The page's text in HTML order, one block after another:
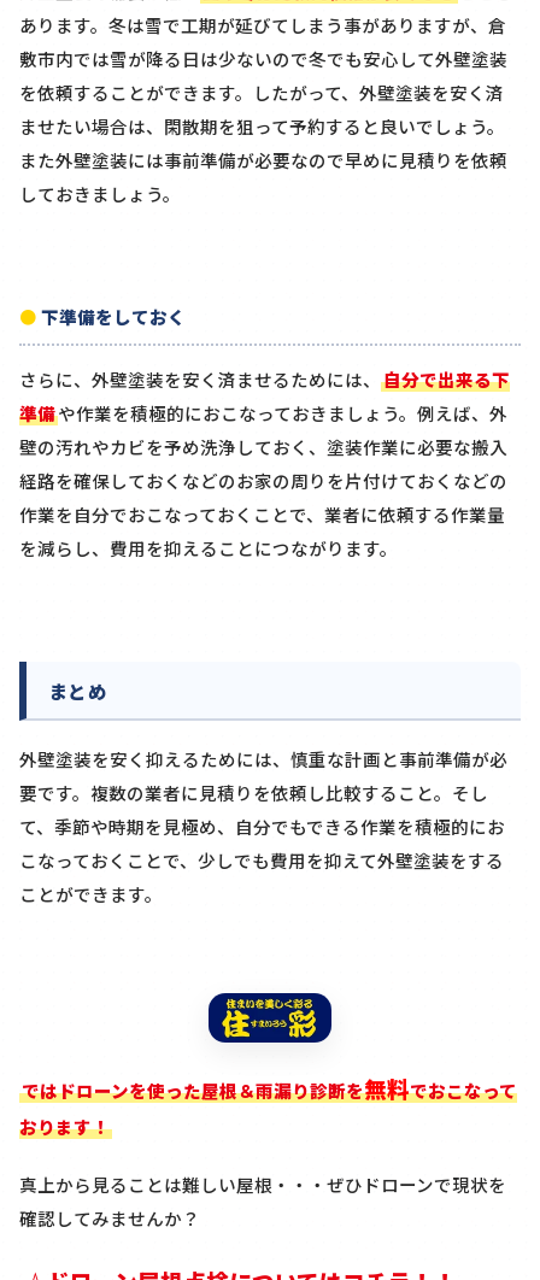
あります。冬は雪で工期が延びてしまう事がありますが、倉
敷市内では雪が降る日は少ないので冬でも安心して外壁塗装
を依頼することができます。したがって、外壁塗装を安く済
ませたい場合は、閑散期を狙って予約すると良いでしょう。
また外壁塗装には事前準備が必要なので早めに見積りを依頼
しておきましょう。
下準備をしておく
さらに、外壁塗装を安く済ませるためには、 自分で出来る下
準備や作業を積極的におこなっておきましょう。例えば、外
壁の汚れやカビを予め洗浄しておく、塗装作業に必要な搬入
経路を確保しておくなどのお家の周りを片付けておくなどの
作業を自分でおこなっておくことで、業者に依頼する作業量
を減らし、費用を抑えることにつながります。
まとめ
外壁塗装を安く抑えるためには、慎重な計画と事前準備が必
要です。複数の業者に見積りを依頼し比較すること。そし
て、季節や時期を見極め、自分でもできる作業を積極的にお
こなっておくことで、少しでも費用を抑えて外壁塗装をする
ことができます。
ではドローンを使った屋根＆雨漏り診断を無料でおこなって
おります！
真上から見ることは難しい屋根・・・ぜひドローンで現状を
確認してみませんか？